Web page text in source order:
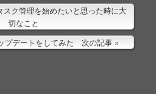
ク管理を始めたいと思った時に大
切なこと
プデートをしてみた 次の記事